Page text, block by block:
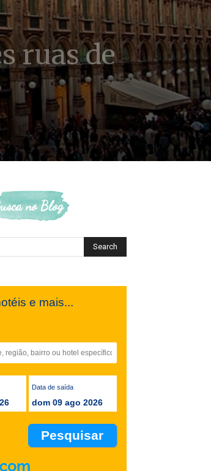
ruas de
no Blog
e mais...
Data de saída
dom 09 ago 2026